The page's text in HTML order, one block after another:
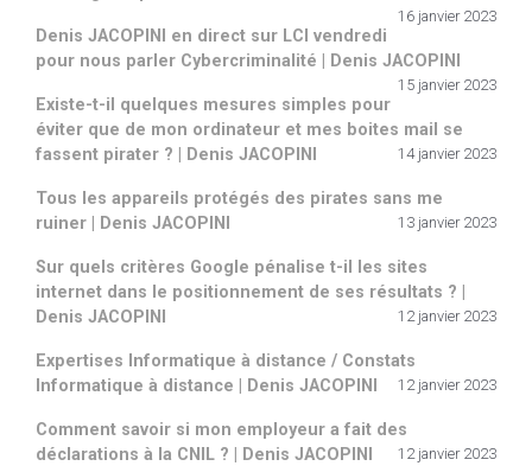
16 janvier 2023
Denis JACOPINI en direct sur LCI vendredi
pour nous parler Cybercriminalité | Denis JACOPINI
15 janvier 2023
Existe-t-il quelques mesures simples pour
éviter que de mon ordinateur et mes boites mail se
fassent pirater ? | Denis JACOPINI
14 janvier 2023
Tous les appareils protégés des pirates sans me
ruiner | Denis JACOPINI
13 janvier 2023
Sur quels critères Google pénalise t-il les sites
internet dans le positionnement de ses résultats ? |
Denis JACOPINI
12 janvier 2023
Expertises Informatique à distance / Constats
Informatique à distance | Denis JACOPINI
12 janvier 2023
Comment savoir si mon employeur a fait des
déclarations à la CNIL ? | Denis JACOPINI
12 janvier 2023